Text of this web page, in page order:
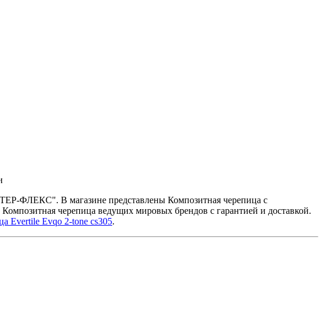
ФЛЕКС". В магазине представлены Композитная черепица с
черепица ведущих мировых брендов с гарантией и доставкой.
Evertile Evqo 2-tone cs305.